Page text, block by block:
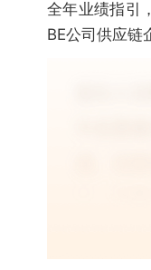
全年业绩指引
BE公司供应链